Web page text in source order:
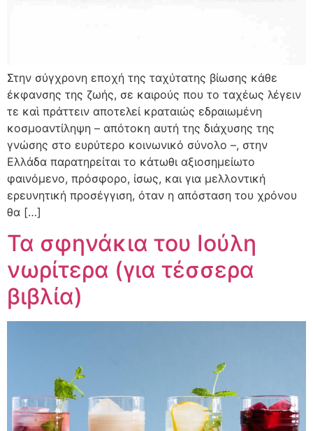
Στην σύγχρονη εποχή της ταχύτατης βίωσης κάθε
έκφανσης της ζωής, σε καιρούς που το ταχέως λέγειν
τε καὶ πράττειν αποτελεί κραταιώς εδραιωμένη
κοσμοαντίληψη – απότοκη αυτή της διάχυσης της
γνώσης στο ευρύτερο κοινωνικό σύνολο –, στην
Ελλάδα παρατηρείται το κάτωθι αξιοσημείωτο
φαινόμενο, πρόσφορο, ίσως, και για μελλοντική
ερευνητική προσέγγιση, όταν η απόσταση του χρόνου
θα […]
Τα σφηνάκια του Ιούλη
νωρίτερα (για τέσσερα
βιβλία)